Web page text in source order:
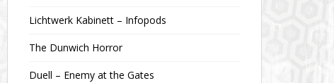
Lichtwerk Kabinett – Infopods
The Dunwich Horror
Duell – Enemy at the Gates